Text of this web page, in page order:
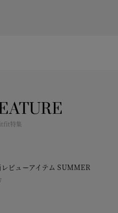
特集
ビューアイテム SUMMER